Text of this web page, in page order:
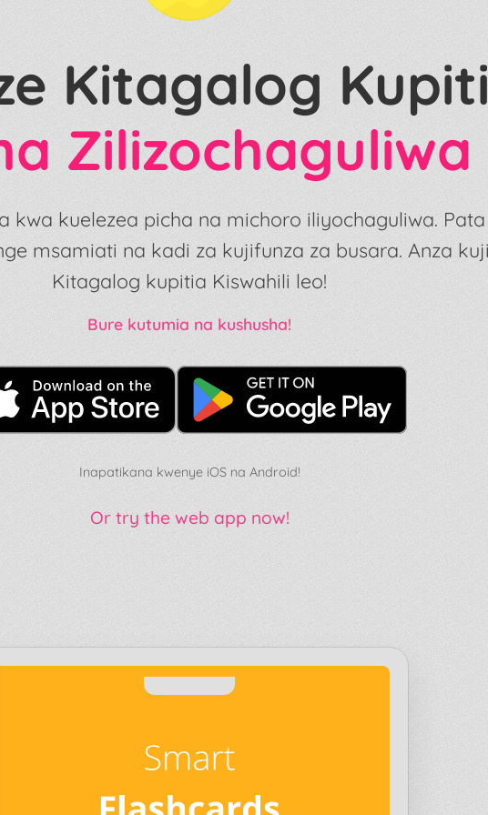
Kitagalog
Zilizochaguliwa
kwa kuelezea picha na michoro iliyochaguliwa.
msamiati na kadi za kujifunza za busara. Anza
Kitagalog kupitia Kiswahili leo!
Bure kutumia na kushusha!
Inapatikana kwenye iOS na Android!
Or try the web app now!